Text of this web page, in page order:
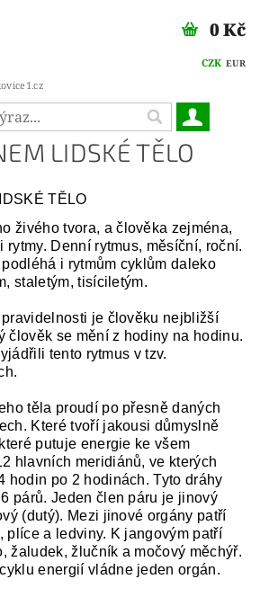
CZK EUR
0 Kč
LIDSKÉ TĚLO
TĚLO
živého tvora, a člověka zejména,
Denní rytmus, měsíční, roční.
i rytmům cyklům daleko
staletým, tisíciletým.
je člověku nejbližší
člověk se mění z hodiny na hodinu.
tento rytmus v tzv.
těla proudí po přesně daných
Které tvoří jakousi důmyslně
putuje energie ke všem
hlavních meridiánů, ve kterých
hodin po 2 hodinách. Tyto dráhy
párů. Jeden člen páru je jinový
(dutý). Mezi jinové orgány patří
plíce a ledviny. K jangovým patří
žaludek, žlučník a močový měchýř.
energií vládne jeden orgán.